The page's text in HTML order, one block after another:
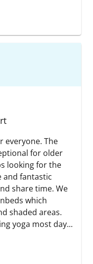
everyone. The
for older
looking for the
and fantastic
share time. We
which
shaded areas.
yoga most day...